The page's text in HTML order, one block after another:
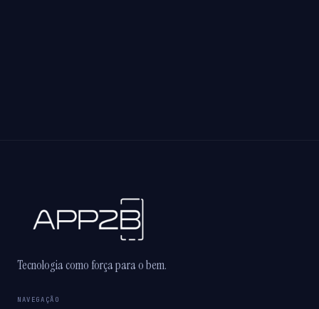
Tecnologia como força para o bem.
NAVEGAÇÃO